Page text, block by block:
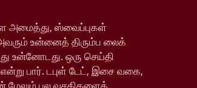
அமைத்து, ஸ்வைப்புகள்
உன்னைத் திரும்ப லைக்
உன்னோடது. ஒரு செய்தி
என்று பார். டபுள் டேட், இசை வகை,
மேலும் பல வசதிகளைக்